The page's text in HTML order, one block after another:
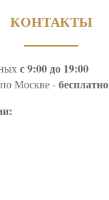
КОНТАКТЫ
с 9:00 до 19:00
Москве -бесплатно